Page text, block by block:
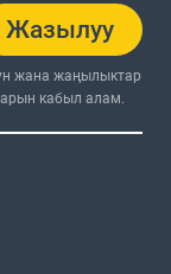
Жазылуу
жана жаңылыктар
кабыл алам.